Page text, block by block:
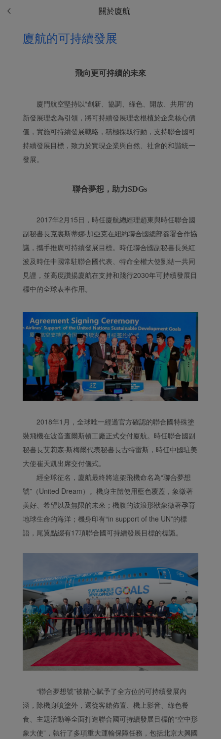
關於廈航
廈航的可持續發展
飛向更可持續的未來
廈門航空堅持以“創新、協調、綠色、開放、共用”的
新發展理念為引領，將可持續發展理念根植於企業核心價
值，實施可持續發展戰略，積極採取行動，支持聯合國可
持續發展目標，致力於實現企業與自然、社會的和諧統一
發展。
聯合夢想，助力SDGs
2017年2月15日，時任廈航總經理趙東與時任聯合國
副秘書長克裏斯蒂娜·加亞克在紐約聯合國總部簽署合作協
議，攜手推廣可持續發展目標。時任聯合國副秘書長吳紅
波及時任中國常駐聯合國代表、特命全權大使劉結一共同
見證，並高度讚揚廈航在支持和踐行2030年可持續發展目
標中的全球表率作用。
2018年1月，全球唯一經過官方確認的聯合國特殊塗
裝飛機在波音查爾斯頓工廠正式交付廈航。時任聯合國副
秘書長艾莉森·斯梅爾代表秘書長古特雷斯，時任中國駐美
大使崔天凱出席交付儀式。
經全球征名，廈航最終將這架飛機命名為“聯合夢想
號”（United Dream）。機身主體使用藍色覆蓋，象徵著
美好、希望以及無限的未來；機腹的波浪形狀象徵著孕育
地球生命的海洋；機身印有“in support of the UN”的標
語，尾翼點綴有17項聯合國可持續發展目標的標識。
“聯合夢想號”被精心賦予了全方位的可持續發展內
涵，除機身噴塗外，還從客艙佈置、機上影音、綠色餐
食、主題活動等全面打造聯合國可持續發展目標的“空中形
象大使”，執行了多項重大運輸保障任務，包括北京大興國